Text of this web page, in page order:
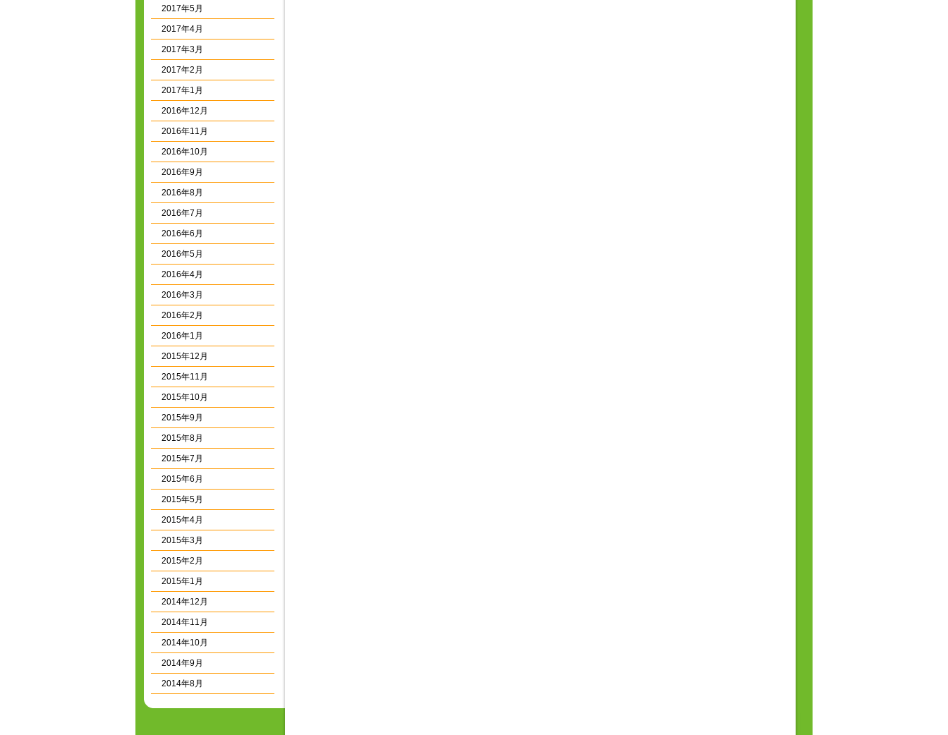
2017年5月
2017年4月
2017年3月
2017年2月
2017年1月
2016年12月
2016年11月
2016年10月
2016年9月
2016年8月
2016年7月
2016年6月
2016年5月
2016年4月
2016年3月
2016年2月
2016年1月
2015年12月
2015年11月
2015年10月
2015年9月
2015年8月
2015年7月
2015年6月
2015年5月
2015年4月
2015年3月
2015年2月
2015年1月
2014年12月
2014年11月
2014年10月
2014年9月
2014年8月